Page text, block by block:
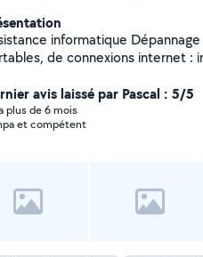
informatique Dépannage de téléphones
de connexions internet :
Dépannage réseau Expérience en
informatique et télécom
chez Bouygues Telecom
avis laissé par Pascal : 5/5
plus de 6 mois
et compétent